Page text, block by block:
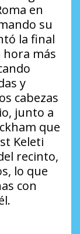
en
su
la final
hora más
y
cabezas
junto a
que
Keleti
recinto,
lo que
con